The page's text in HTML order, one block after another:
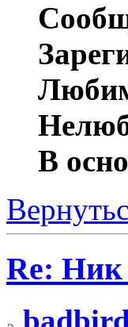
В
Re: Ник